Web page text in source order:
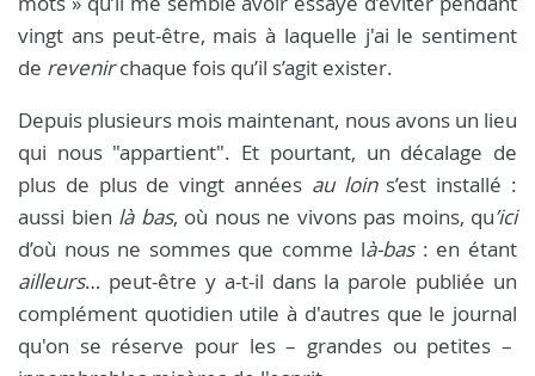
vingt ans peut-être, mais à laquelle j'ai le sentiment
de revenirchaque fois qu’il s’agit exister.
Depuis plusieurs mois maintenant, nous avons un lieu
qui nous "appartient". Et pourtant, un décalage de
plus de plus de vingt années au loins’est installé :
aussi bien là bas, où nous ne vivons pas moins, qu’ici
d’où nous ne sommes que comme là-bas: en étant
ailleurs… peut-être y a-t-il dans la parole publiée un
complément quotidien utile à d'autres que le journal
qu'on se réserve pour les – grandes ou petites –